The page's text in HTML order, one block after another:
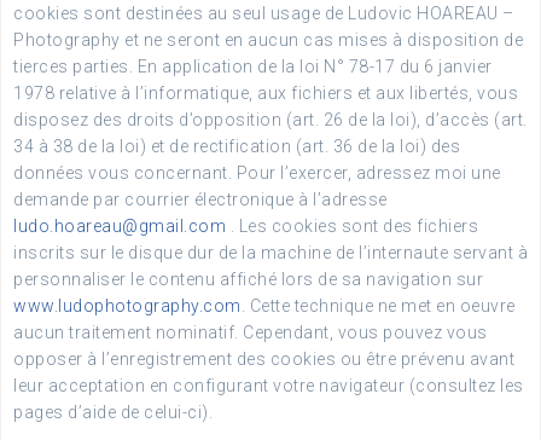
cookies sont destinées au seul usage de Ludovic HOAREAU –
Photography et ne seront en aucun cas mises à disposition de
tierces parties. En application de la loi N° 78-17 du 6 janvier
1978 relative à l’informatique, aux fichiers et aux libertés, vous
disposez des droits d’opposition (art. 26 de la loi), d’accès (art.
34 à 38 de la loi) et de rectification (art. 36 de la loi) des
données vous concernant. Pour l’exercer, adressez moi une
demande par courrier électronique à l’adresse
ludo.hoareau@gmail.com . Les cookies sont des fichiers
inscrits sur le disque dur de la machine de l’internaute servant à
personnaliser le contenu affiché lors de sa navigation sur
www.ludophotography.com. Cette technique ne met en oeuvre
aucun traitement nominatif. Cependant, vous pouvez vous
opposer à l’enregistrement des cookies ou être prévenu avant
leur acceptation en configurant votre navigateur (consultez les
pages d’aide de celui-ci).